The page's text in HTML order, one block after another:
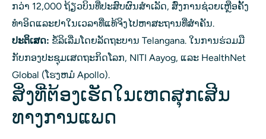
ກວ່າ 12,000 ຖ້ຽວບິນທີ່ປະສົບຜົນສໍາເລັດ, ສົ່ງການຊ່ວຍເຫຼືອຄັ້ງ
ທໍາອິດແລະຢາໃນເວລາທີ່ແທ້ຈິງໄປຫາສະຖານທີ່ສໍາຄັນ.
ປະຕິເສດ: ຂໍ້ລິເລີ່ມໂດຍລັດຖະບານ Telangana. ໃນການຮ່ວມມື
ກັບກອງປະຊຸມເສດຖະກິດໂລກ, NITI Aayog, ແລະ HealthNet
Global (ໂຮງຫມໍ Apollo).
ສິ່ງທີ່ຕ້ອງເຮັດໃນເຫດສຸກເສີນ
ທາງການແພດ